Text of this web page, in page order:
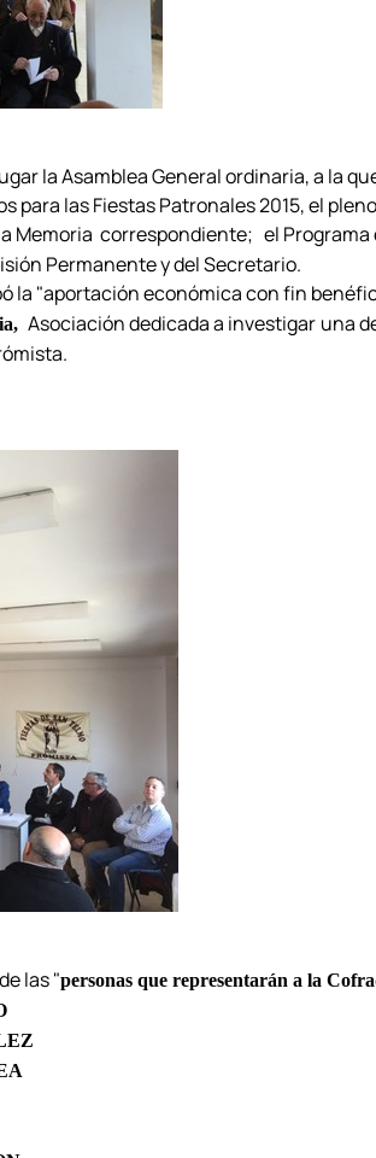
la Asamblea General ordinaria, a la
para las Fiestas Patronales 2015, el
Memoria correspondiente; el Programa
Permanente y del Secretario.
la "aportación económica con fin
Asociación dedicada a investigar una
las "personas que representarán a la